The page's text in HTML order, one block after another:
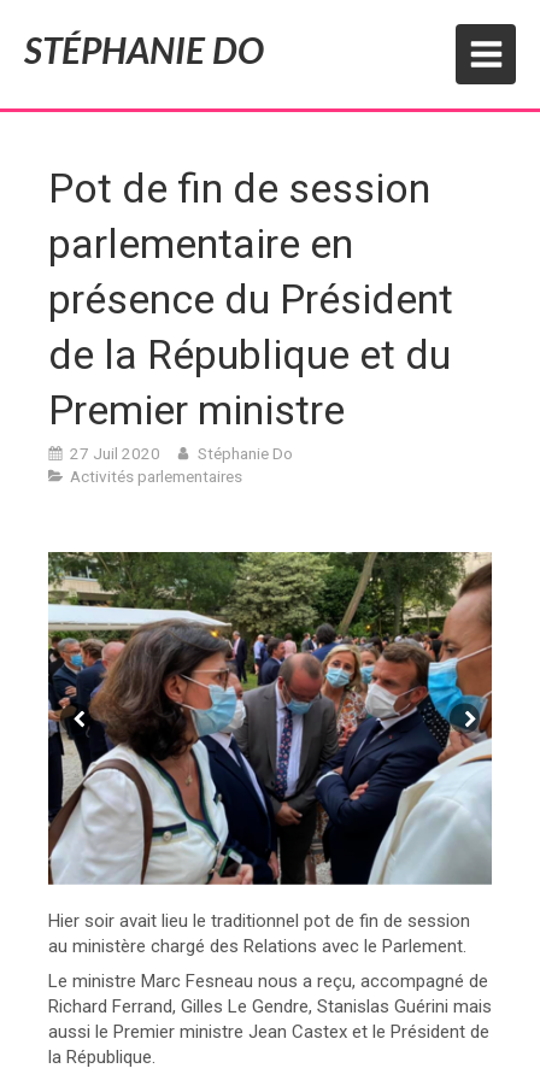
STÉPHANIE DO
Pot de fin de session
parlementaire en
présence du Président
de la République et du
Premier ministre
27 Juil 2020
Stéphanie Do
Activités parlementaires
Hier soir avait lieu le traditionnel pot de fin de session
au ministère chargé des Relations avec le Parlement.
Le ministre Marc Fesneau nous a reçu, accompagné de
Richard Ferrand, Gilles Le Gendre, Stanislas Guérini mais
aussi le Premier ministre Jean Castex et le Président de
la République.